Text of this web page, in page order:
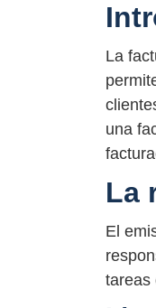
La
una
La
El
tareas